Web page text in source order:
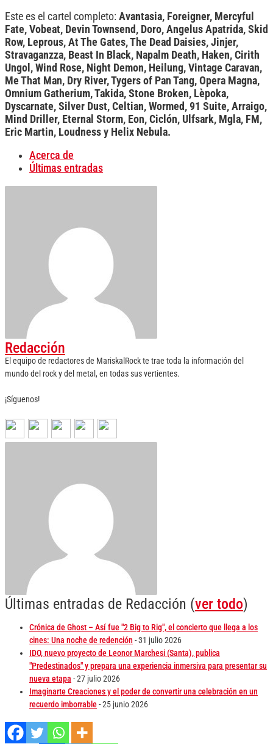
Este es el cartel completo: Avantasia, Foreigner, Mercyful
Fate, Vobeat, Devin Townsend, Doro, Angelus Apatrida, Skid
Row, Leprous, At The Gates, The Dead Daisies, Jinjer,
Stravaganzza, Beast In Black, Napalm Death, Haken, Cirith
Ungol, Wind Rose, Night Demon, Heilung, Vintage Caravan,
Me That Man, Dry River, Tygers of Pan Tang, Opera Magna,
Omnium Gatherium, Takida, Stone Broken, Lèpoka,
Dyscarnate, Silver Dust, Celtian, Wormed, 91 Suite, Arraigo,
Mind Driller, Eternal Storm, Eon, Ciclón, Ulfsark, Mgla, FM,
Eric Martin, Loudness y Helix Nebula.
Acerca de
Últimas entradas
Redacción
El equipo de redactores de MariskalRock te trae toda la información del
mundo del rock y del metal, en todas sus vertientes.
¡Síguenos!
Últimas entradas de Redacción (ver todo)
Crónica de Ghost – Así fue "2 Big to Rig", el concierto que llega a los
cines: Una noche de redención - 31 julio 2026
IDO, nuevo proyecto de Leonor Marchesi (Santa), publica
"Predestinados" y prepara una experiencia inmersiva para presentar su
nueva etapa - 27 julio 2026
Imaginarte Creaciones y el poder de convertir una celebración en un
recuerdo imborrable- 25 junio 2026